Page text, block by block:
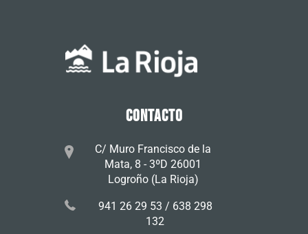
CONTACTO
C/ Muro Francisco de la
Mata, 8 - 3ºD 26001
Logroño (La Rioja)
941 26 29 53 / 638 298
132